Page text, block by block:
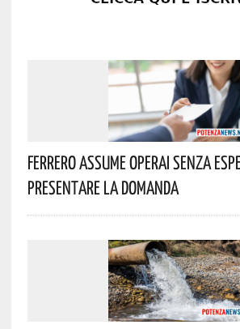
Ferrero Assume Operai Senza
Presentare La Domanda